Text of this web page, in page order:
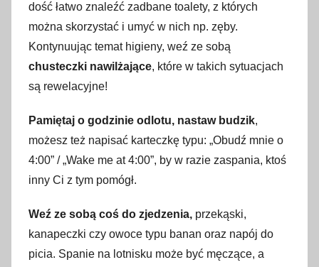
dość łatwo znaleźć zadbane toalety, z których
można skorzystać i umyć w nich np. zęby.
Kontynuując temat higieny, weź ze sobą
chusteczki nawilżające, które w takich sytuacjach
są rewelacyjne!
Pamiętaj o godzinie odlotu, nastaw budzik,
możesz też napisać karteczkę typu: „Obudź mnie o
4:00” / „Wake me at 4:00”, by w razie zaspania, ktoś
inny Ci z tym pomógł.
Weź ze sobą coś do zjedzenia, przekąski,
kanapeczki czy owoce typu banan oraz napój do
picia. Spanie na lotnisku może być męczące, a